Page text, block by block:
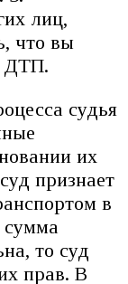
лиц,
что вы
ДТП.
судья
их
признает
в
сумма
то суд
прав. В